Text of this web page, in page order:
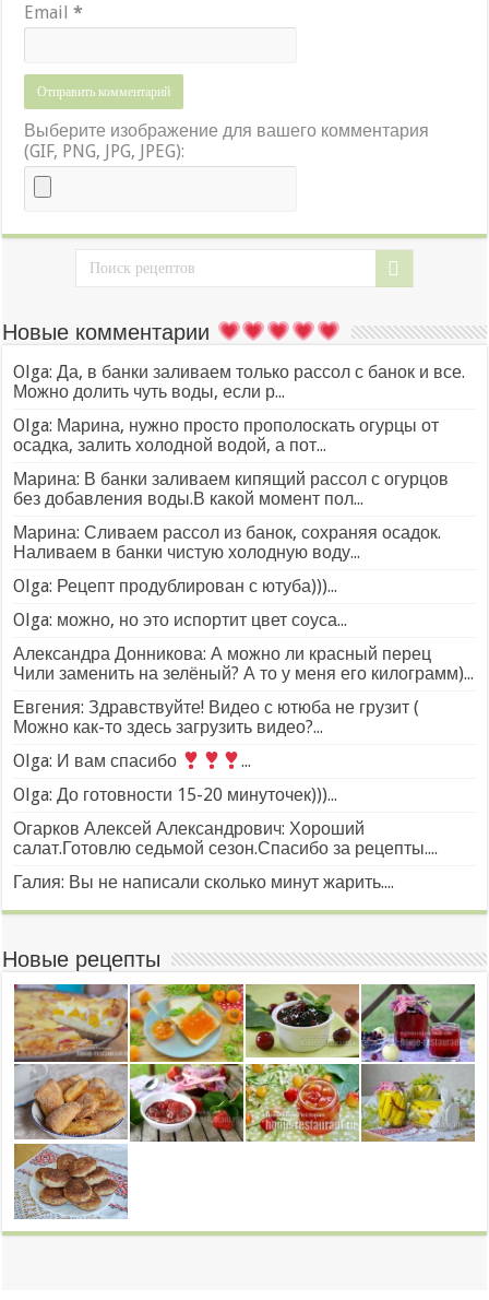
Email*
Выберите изображение для вашего комментария
(GIF, PNG, JPG, JPEG):
Новые комментарии
Olga: Да, в банки заливаем только рассол с банок и все.
Можно долить чуть воды, если р...
Olga: Марина, нужно просто прополоскать огурцы от
осадка, залить холодной водой, а пот...
Марина: В банки заливаем кипящий рассол с огурцов
без добавления воды.В какой момент пол...
Марина: Сливаем рассол из банок, сохраняя осадок.
Наливаем в банки чистую холодную воду...
Olga: Рецепт продублирован с ютуба)))...
Olga: можно, но это испортит цвет соуса...
Александра Донникова: А можно ли красный перец
Чили заменить на зелёный? А то у меня его килограмм)...
Евгения: Здравствуйте! Видео с ютюба не грузит (
Можно как-то здесь загрузить видео?...
Olga: И вам спасибо
...
Olga: До готовности 15-20 минуточек)))...
Огарков Алексей Александрович: Хороший
салат.Готовлю седьмой сезон.Спасибо за рецепты....
Галия: Вы не написали сколько минут жарить....
Новые рецепты